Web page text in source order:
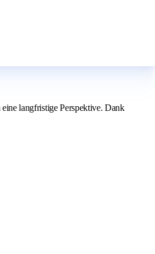
langfristige Perspektive. Dank